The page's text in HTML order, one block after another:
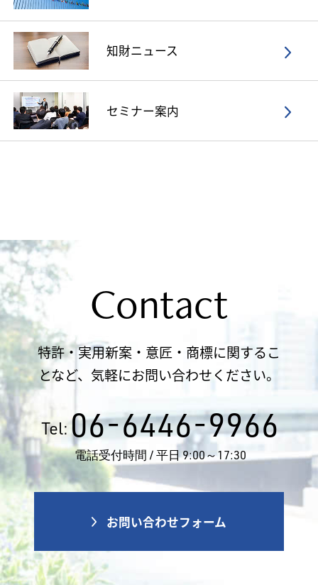
知財ニュース
セミナー案内
Contact
特許・実用新案・意匠・商標に関するこ
となど、気軽にお問い合わせください。
Tel:06-6446-9966
電話受付時間 / 平日 9:00～17:30
お問い合わせフォーム